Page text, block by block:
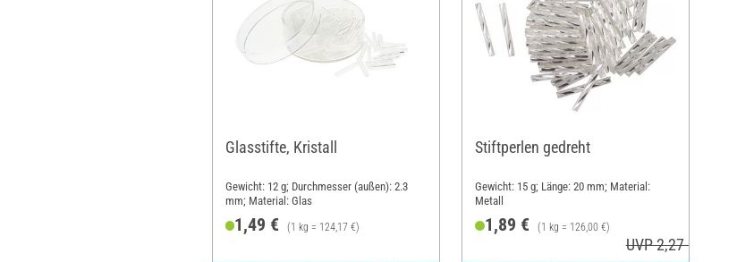
Glasstifte, Kristall
Gewicht: 12 g; Durchmesser (außen): 2.3
mm; Material: Glas
1,49 € (1 kg = 124,17 €)
Stiftperlen gedreht
Gewicht: 15 g; Länge: 20 mm; Material:
Metall
1,89 € (1 kg = 126,00 €)
UVP 2,27 €